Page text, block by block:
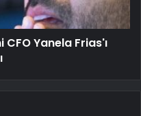
Yanela Frias'ı